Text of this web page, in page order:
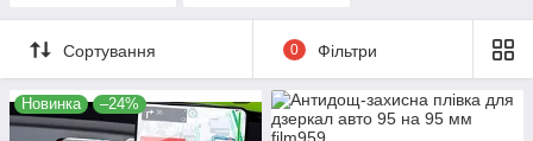
Сортування 0 Фільтри
Новинка –24%